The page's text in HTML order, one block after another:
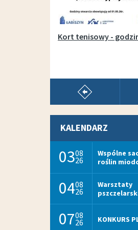
pokaż
KALENDARZ
0308
26
Wspólne
roślin
0408
26
Warsztaty
0708
26 KONKURS